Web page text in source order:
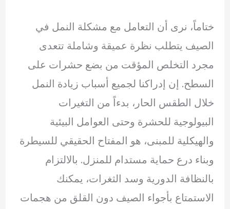
ختاماً، نرى أن التعامل مع مشكلة النمل في
الصيف يتطلب نظرة عميقة وشاملة تتعدى
مجرد التخلص المؤقت من بضع حشرات على
السطح. إن إدراكنا لجميع أسباب زيادة النمل
خلال الطقس الحار، بدءاً من التغيرات
البيولوجية للحشرة وحتى العوامل البيئية
والهيكلية للمبنى، هو المفتاح الحقيقي للسيطرة
وبناء درع حماية مستدام للمنزل. بالالتزام
بالنظافة الدورية وسد الثغرات، يمكنك
الاستمتاع بأجواء الصيف دون القلق من هجمات